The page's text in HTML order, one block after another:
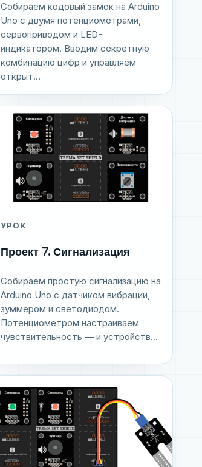
Собираем кодовый замок на Arduino
Uno с двумя потенциометрами,
сервоприводом и LED-
индикатором. Вводим секретную
комбинацию цифр и управляем
открыт...
УРОК
Проект 7. Сигнализация
Собираем простую сигнализацию на
Arduino Uno с датчиком вибрации,
зуммером и светодиодом.
Потенциометром настраиваем
чувствительность — и устройств...